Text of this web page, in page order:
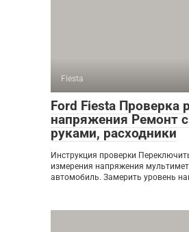
Fiesta
Ford Fiesta Проверка
напряжения Ремонт
руками, расходники
Инструкция проверки
измерения напряжения
автомобиль. Замерить уровень